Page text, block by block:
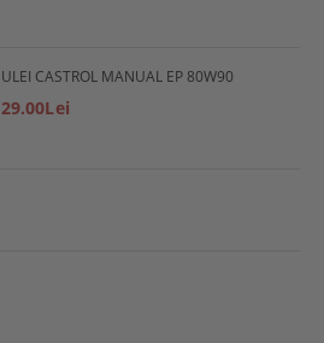
ULEI CASTROL MANUAL EP 80W90
29.00Lei